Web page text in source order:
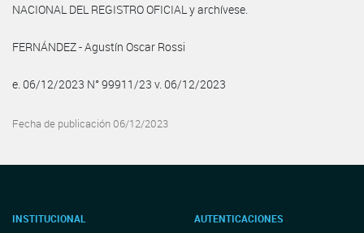
NACIONAL DEL REGISTRO OFICIAL y archívese.
FERNÁNDEZ - Agustín Oscar Rossi
e. 06/12/2023 N° 99911/23 v. 06/12/2023
Fecha de publicación 06/12/2023
INSTITUCIONAL AUTENTICACIONES